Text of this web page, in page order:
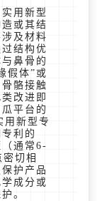
用新型
或其结
及材料
结构优
鼻骨的
假体”或
骼接触
改进即
平台的
用新型专
利的
通常6-
切相
护产品
成分或
。